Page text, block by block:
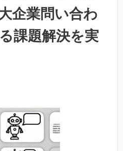
企業問い合わ
課題解決を実